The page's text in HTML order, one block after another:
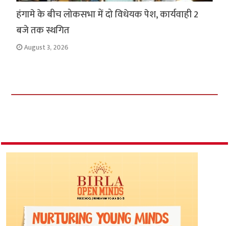
हंगामे के बीच लोकसभा में दो विधेयक पेश, कार्यवाही 2
बजे तक स्थगित
August 3, 2026